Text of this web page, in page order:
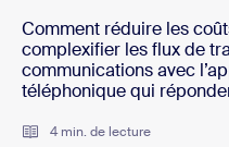
Comment réduire les
complexifier les flux de
communications avec
téléphonique qui
4 min. de lecture